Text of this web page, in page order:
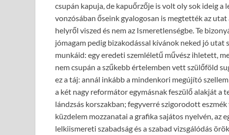
csupán kapuja, de kapuőrzője is volt oly sok ideig
vonzósában őseink gyalogosan is megtették az
helyről viszed és nem az Ismeretlenségbe. Te
jómagam pedig bizakodással kívánok neked jó
munkáid: egy eredeti szemléletű művész ihletett,
nem csupán a szűkebb értelemben vett szülőföld
ez a táj: annál inkább a mindenkori megújító
a két nagy reformátor egymásnak feszülő alakját a
lándzsás korszakban; fegyverré szigorodott
küzdelem mozzanatai a grafika sajátos nyelvén, az
lelkiismereti szabadság és a szabad vizsgálódás